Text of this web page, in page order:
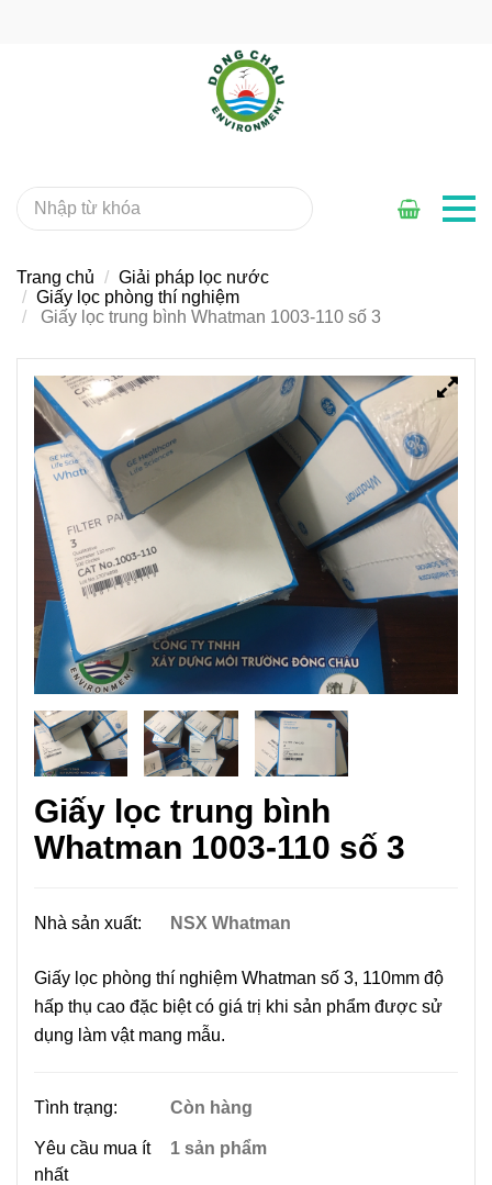
Giấy lọc trung bình
Whatman 1003-110 số 3
Nhà sản xuất: NSX Whatman
Giấy lọc phòng thí nghiệm Whatman số 3, 110mm độ
hấp thụ cao đặc biệt có giá trị khi sản phẩm được sử
dụng làm vật mang mẫu.
Tình trạng: Còn hàng
Yêu cầu mua ít
nhất
1 sản phẩm
Trang chủ
Giải pháp lọc nước
Giấy lọc phòng thí nghiệm
Giấy lọc trung bình Whatman 1003-110 số 3